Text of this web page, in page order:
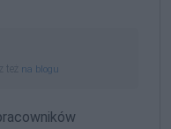
też na blogu